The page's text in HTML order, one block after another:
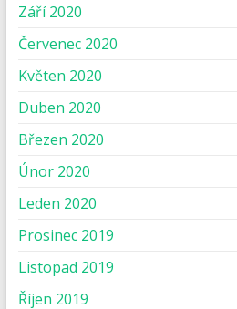
Září 2020
Červenec 2020
Květen 2020
Duben 2020
Březen 2020
Únor 2020
Leden 2020
Prosinec 2019
Listopad 2019
Říjen 2019